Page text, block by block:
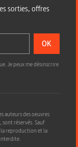
sorties, offres
OK
Je peux me désinscrire
auteurs des oeuvres
réservés. Sauf
reproduction et la